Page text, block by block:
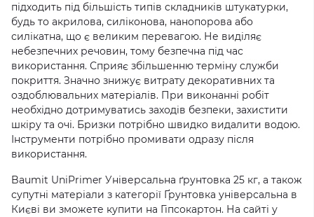
підходить під більшість типів складників штукатурки,
будь то акрилова, силіконова, нанопорова або
силікатна, що є великим перевагою. Не виділяє
небезпечних речовин, тому безпечна під час
використання. Сприяє збільшенню терміну служби
покриття. Значно знижує витрату декоративних та
оздоблювальних матеріалів. При виконанні робіт
необхідно дотримуватись заходів безпеки, захистити
шкіру та очі. Бризки потрібно швидко видалити водою.
Інструменти потрібно промивати одразу після
використання.
Baumit UniPrimer Універсальна ґрунтовка 25 кг, а також
супутні матеріали з категорії Ґрунтовка універсальна в
Києві ви зможете купити на Гіпсокартон. На сайті у